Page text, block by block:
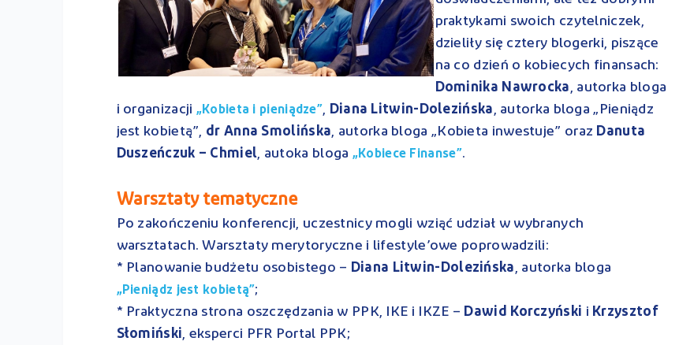
praktykami swoich czytelniczek,
dzieliły się cztery blogerki, piszące
na co dzień o kobiecych finansach:
Dominika Nawrocka, autorka bloga
i organizacji „Kobieta i pieniądze”, Diana Litwin-Dolezińska, autorka bloga „Pieniądz
jest kobietą”, dr Anna Smolińska, autorka bloga „Kobieta inwestuje” oraz Danuta
Duszeńczuk – Chmiel, autoka bloga „Kobiece Finanse”.
Warsztaty tematyczne
Po zakończeniu konferencji, uczestnicy mogli wziąć udział w wybranych
warsztatach. Warsztaty merytoryczne i lifestyle’owe poprowadzili:
* Planowanie budżetu osobistego – Diana Litwin-Dolezińska, autorka bloga
„Pieniądz jest kobietą”;
* Praktyczna strona oszczędzania w PPK, IKE i IKZE – Dawid Korczyński i Krzysztof
Słomiński, eksperci PFR Portal PPK;